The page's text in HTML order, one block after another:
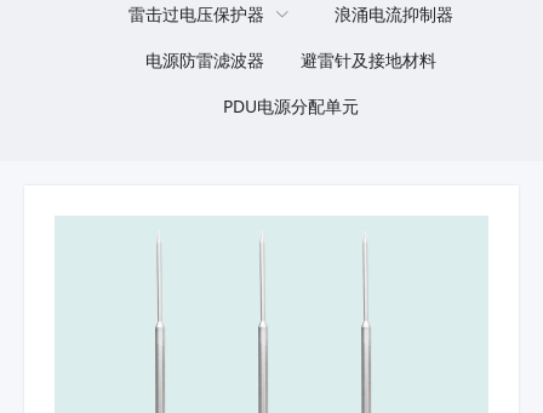
雷击过电压保护器
浪涌电流抑制器
电源防雷滤波器
避雷针及接地材料
PDU电源分配单元